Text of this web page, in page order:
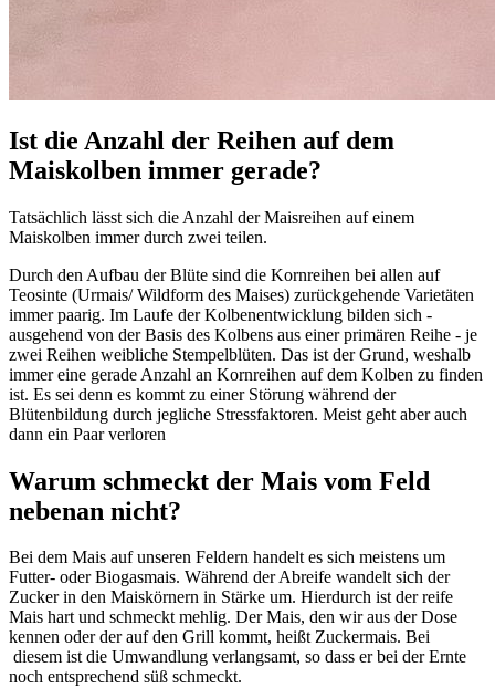
Ist die Anzahl der Reihen auf dem
Maiskolben immer gerade?
Tatsächlich lässt sich die Anzahl der Maisreihen auf einem
Maiskolben immer durch zwei teilen.
Durch den Aufbau der Blüte sind die Kornreihen bei allen auf
Teosinte (Urmais/ Wildform des Maises) zurückgehende Varietäten
immer paarig. Im Laufe der Kolbenentwicklung bilden sich -
ausgehend von der Basis des Kolbens aus einer primären Reihe - je
zwei Reihen weibliche Stempelblüten. Das ist der Grund, weshalb
immer eine gerade Anzahl an Kornreihen auf dem Kolben zu finden
ist. Es sei denn es kommt zu einer Störung während der
Blütenbildung durch jegliche Stressfaktoren. Meist geht aber auch
dann ein Paar verloren
Warum schmeckt der Mais vom Feld
nebenan nicht?
Bei dem Mais auf unseren Feldern handelt es sich meistens um
Futter- oder Biogasmais. Während der Abreife wandelt sich der
Zucker in den Maiskörnern in Stärke um. Hierdurch ist der reife
Mais hart und schmeckt mehlig. Der Mais, den wir aus der Dose
kennen oder der auf den Grill kommt, heißt Zuckermais. Bei
diesem ist die Umwandlung verlangsamt, so dass er bei der Ernte
noch entsprechend süß schmeckt.